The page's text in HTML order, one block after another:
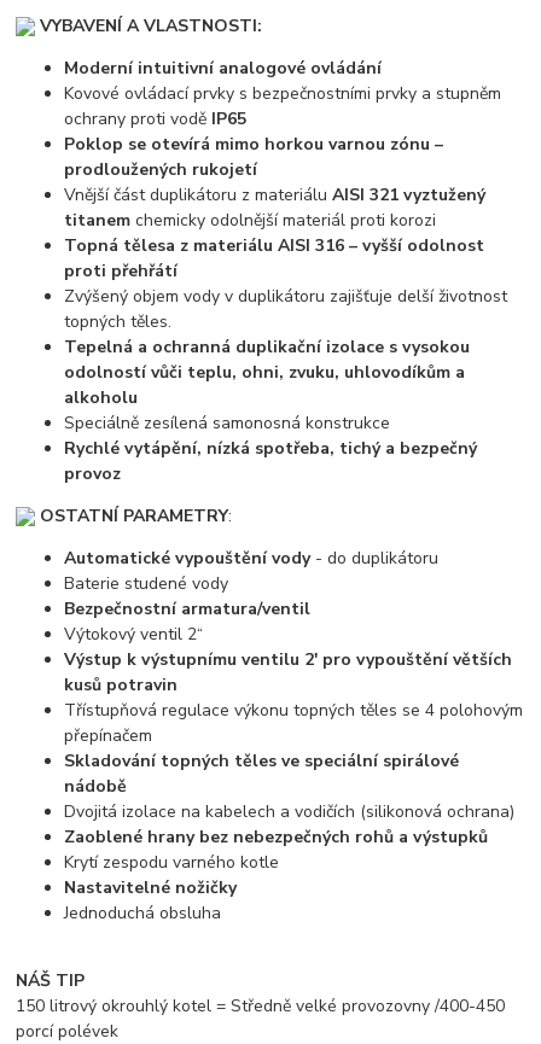
VYBAVENÍ A VLASTNOSTI:
Moderní intuitivní analogové ovládání
Kovové ovládací prvky s bezpečnostními prvky a stupněm
ochrany proti vodě IP65
Poklop se otevírá mimo horkou varnou zónu –
prodloužených rukojetí
Vnější část duplikátoru z materiáluAISI 321 vyztužený
titanem chemicky odolnější materiál proti korozi
Topná tělesa z materiálu AISI 316 – vyšší odolnost
proti přehřátí
Zvýšený objem vody v duplikátoru zajišťuje delší životnost
topných těles.
Tepelná a ochranná duplikační izolace s vysokou
odolností vůči teplu, ohni, zvuku, uhlovodíkům a
alkoholu
Speciálně zesílená samonosná konstrukce
Rychlé vytápění, nízká spotřeba, tichý a bezpečný
provoz
OSTATNÍ PARAMETRY:
Automatické vypouštění vody - do duplikátoru
Baterie studené vody
Bezpečnostní armatura/ventil
Výtokový ventil 2“
Výstup k výstupnímu ventilu 2' pro vypouštění větších
kusů potravin
Třístupňová regulace výkonu topných těles se 4 polohovým
přepínačem
Skladování topných těles ve speciální spirálové
nádobě
Dvojitá izolace na kabelech a vodičích (silikonová ochrana)
Zaoblené hrany bez nebezpečných rohů a výstupků
Krytí zespodu varného kotle
Nastavitelné nožičky
Jednoduchá obsluha
NÁŠ TIP
150 litrový okrouhlý kotel = Středně velké provozovny /400-450
porcí polévek